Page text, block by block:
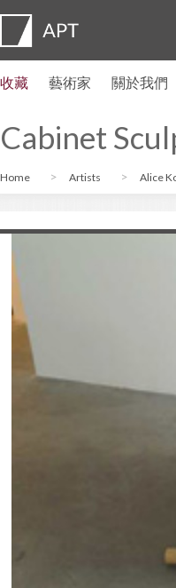
收藏 藝術家 關於我們
Cabinet
Home Artists Alice